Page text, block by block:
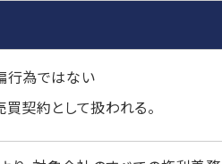
行為ではない
契約として扱われる。